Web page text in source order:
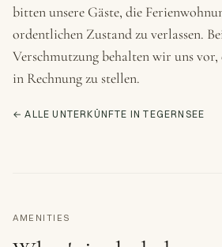
bitten unsere Gäste, die
ordentlichen Zustand zu verlassen.
Verschmutzung behalten wir uns
in Rechnung zu stellen.
← ALLE UNTERKÜNFTE IN TEGERNSEE
AMENITIES